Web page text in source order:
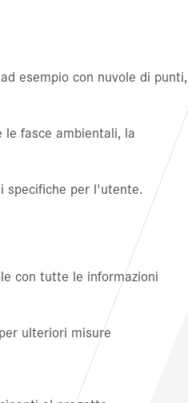
esempio con nuvole di punti,
fasce ambientali, la
specifiche per l'utente.
con tutte le informazioni
ulteriori misure